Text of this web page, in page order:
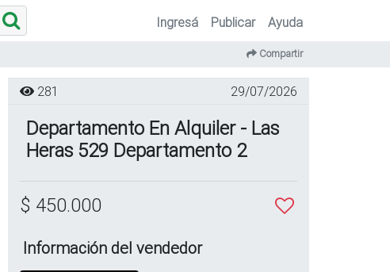
Ingresá Publicar Ayuda
Compartir
281 29/07/2026
Departamento En Alquiler - Las
Heras 529 Departamento 2
$ 450.000
Información del vendedor